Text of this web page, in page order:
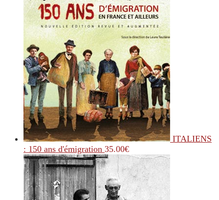
ITALIENS
: 150 ans d'émigration 35.00€